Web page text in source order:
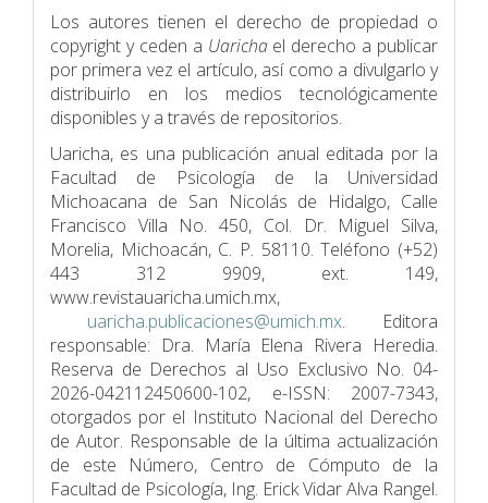
Los autores tienen el derecho de propiedad o
copyright y ceden a Uaricha el derecho a publicar
por primera vez el artículo, así como a divulgarlo y
distribuirlo en los medios tecnológicamente
disponibles y a través de repositorios.
Uaricha, es una publicación anual editada por la
Facultad de Psicologí­a de la Universidad
Michoacana de San Nicolás de Hidalgo, Calle
Francisco Villa No. 450, Col. Dr. Miguel Silva,
Morelia, Michoacán, C. P. 58110. Teléfono (+52)
443 312 9909, ext. 149,
www.revistauaricha.umich.mx,
uaricha.publicaciones@umich.mx. Editora
responsable: Dra. María Elena Rivera Heredia.
Reserva de Derechos al Uso Exclusivo No. 04-
2026-042112450600-102, e-ISSN: 2007-7343,
otorgados por el Instituto Nacional del Derecho
de Autor. Responsable de la última actualización
de este Número, Centro de Cómputo de la
Facultad de Psicologí­a, Ing. Erick Vidar Alva Rangel.